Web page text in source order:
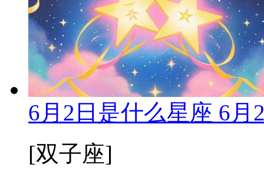
6月2日是什么星座 6
[双子座]